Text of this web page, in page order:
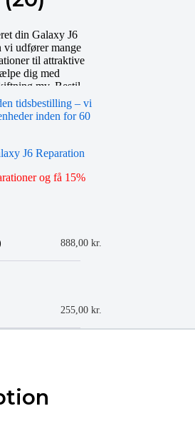
din Galaxy J6
vi udfører mange
til attraktive
dig med
mv. Bestil
vores butik, så
Du er også
os på
tidsbestilling – vi
inden for 60
J6 Reparation
og få 15%
888,00 kr.
255,00 kr.